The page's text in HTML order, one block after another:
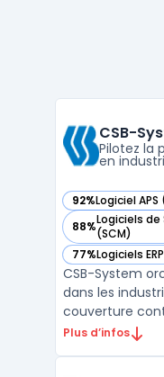
CSB-
Pilotez la
en
92%Logiciel
— voir CSB-
88%Logiciels
(SCM)
— voir CSB-
77%Logiciels
— voir CSB-
CSB-System
dans les
couverture
du producteur
Plus d’infos